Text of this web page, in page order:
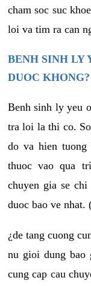
cham soc suc
loi va tim ra can
BENH SINH LY
DUOC KHONG?
Benh sinh ly yeu
tra loi la thi co.
do va hien
thuoc vao qua
chuyen gia se
duoc bao ve nhat.
¿de tang cuong
nu gioi dung bao
cung cap cau